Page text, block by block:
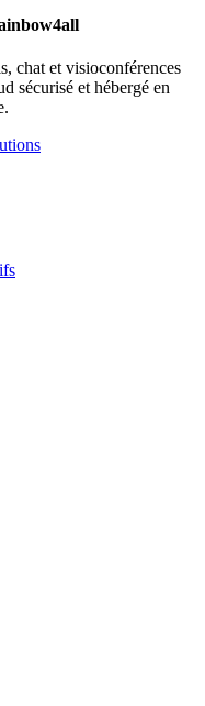
chat et visioconférences
sécurisé et hébergé en